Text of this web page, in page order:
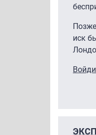
иск